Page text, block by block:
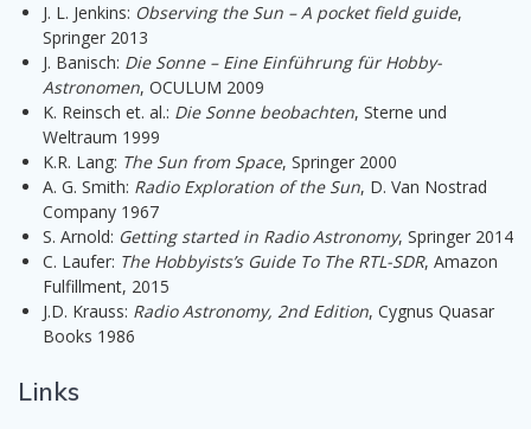
J. L. Jenkins: Observing the Sun – A pocket field guide,
Springer 2013
J. Banisch: Die Sonne – Eine Einführung für Hobby-
Astronomen, OCULUM 2009
K. Reinsch et. al.: Die Sonne beobachten, Sterne und
Weltraum 1999
K.R. Lang: The Sun from Space, Springer 2000
A. G. Smith: Radio Exploration of the Sun, D. Van Nostrad
Company 1967
S. Arnold: Getting started in Radio Astronomy, Springer 2014
C. Laufer: The Hobbyists’s Guide To The RTL-SDR, Amazon
Fulfillment, 2015
J.D. Krauss: Radio Astronomy, 2nd Edition, Cygnus Quasar
Books 1986
Links